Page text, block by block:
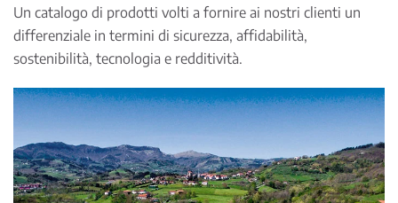
Un catalogo di prodotti volti a fornire ai nostri clienti un
differenziale in termini di sicurezza, affidabilità,
sostenibilità, tecnologia e redditività.